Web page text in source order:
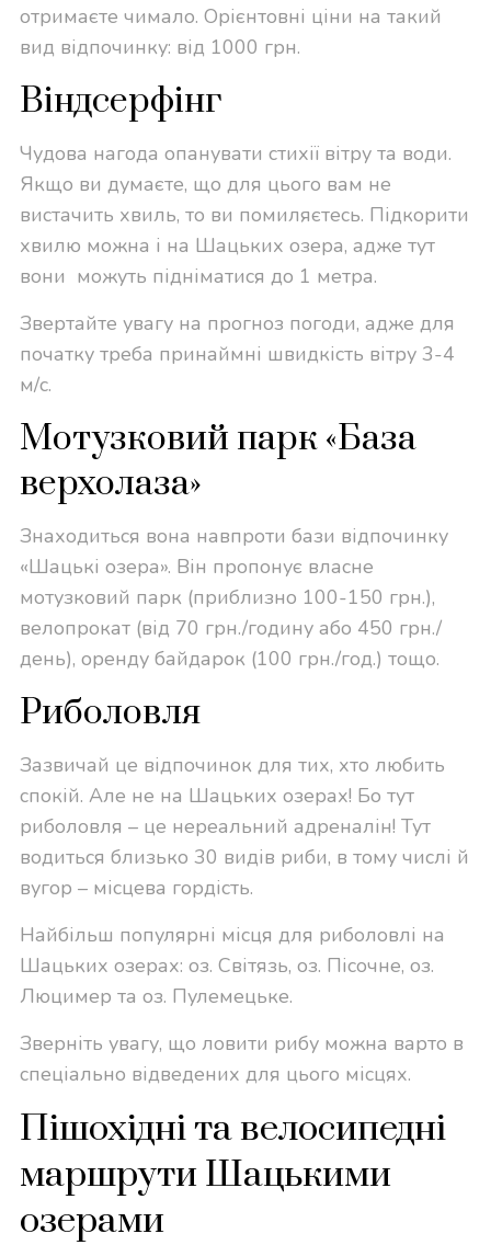
отримаєте чимало. Орієнтовні ціни на такий
вид відпочинку: від 1000 грн.
Віндсерфінг
Чудова нагода опанувати стихії вітру та води.
Якщо ви думаєте, що для цього вам не
вистачить хвиль, то ви помиляєтесь. Підкорити
хвилю можна і на Шацьких озера, адже тут
вони можуть підніматися до 1 метра.
Звертайте увагу на прогноз погоди, адже для
початку треба принаймні швидкість вітру 3-4
м/с.
Мотузковий парк «База
верхолаза»
Знаходиться вона навпроти бази відпочинку
«Шацькі озера». Він пропонує власне
мотузковий парк (приблизно 100-150 грн.),
велопрокат (від 70 грн./годину або 450 грн./
день), оренду байдарок (100 грн./год.) тощо.
Риболовля
Зазвичай це відпочинок для тих, хто любить
спокій. Але не на Шацьких озерах! Бо тут
риболовля – це нереальний адреналін! Тут
водиться близько 30 видів риби, в тому числі й
вугор – місцева гордість.
Найбільш популярні місця для риболовлі на
Шацьких озерах: оз. Світязь, оз. Пісочне, оз.
Люцимер та оз. Пулемецьке.
Зверніть увагу, що ловити рибу можна варто в
спеціально відведених для цього місцях.
Пішохідні та велосипедні
маршрути Шацькими
озерами